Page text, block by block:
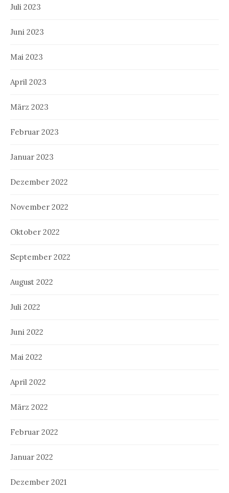
Juli 2023
Juni 2023
Mai 2023
April 2023
März 2023
Februar 2023
Januar 2023
Dezember 2022
November 2022
Oktober 2022
September 2022
August 2022
Juli 2022
Juni 2022
Mai 2022
April 2022
März 2022
Februar 2022
Januar 2022
Dezember 2021